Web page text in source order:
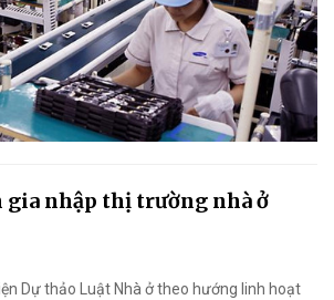
gia nhập thị trường nhà ở
Dự thảo Luật Nhà ở theo hướng linh hoạt